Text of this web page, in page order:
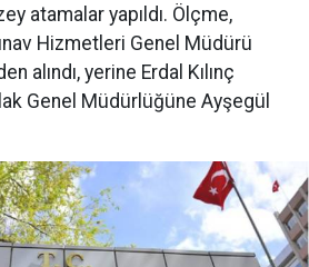
atamalar yapıldı. Ölçme,
Hizmetleri Genel Müdürü
alındı, yerine Erdal Kılınç
Genel Müdürlüğüne Ayşegül